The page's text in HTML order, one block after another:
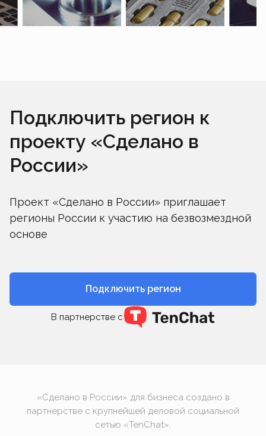
Подключить регион к
проекту «Сделано в
России»
Проект «Сделано в России» приглашает
регионы России к участию на безвозмездной
основе
Подключить регион
В партнерстве с
«Сделано в России» для бизнеса создано в
партнерстве с крупнейшей деловой социальной
сетью «TenChat».